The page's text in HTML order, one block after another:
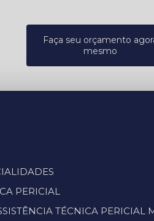
Faça seu orçamento
mesmo
PERICIAL
TÉCNICA